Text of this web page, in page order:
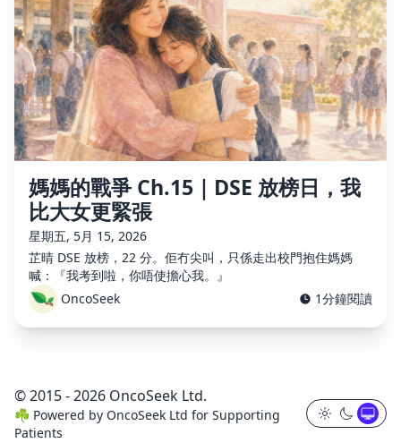
媽媽的戰爭 Ch.15｜DSE 放榜日，我
比大女更緊張
星期五, 5月 15, 2026
芷晴 DSE 放榜，22 分。佢冇尖叫，只係走出校門抱住媽媽
喊：『我考到啦，你唔使擔心我。』
OncoSeek
1分鐘閱讀
© 2015 - 2026 OncoSeek Ltd.
☘️ Powered by OncoSeek Ltd for Supporting
Patients